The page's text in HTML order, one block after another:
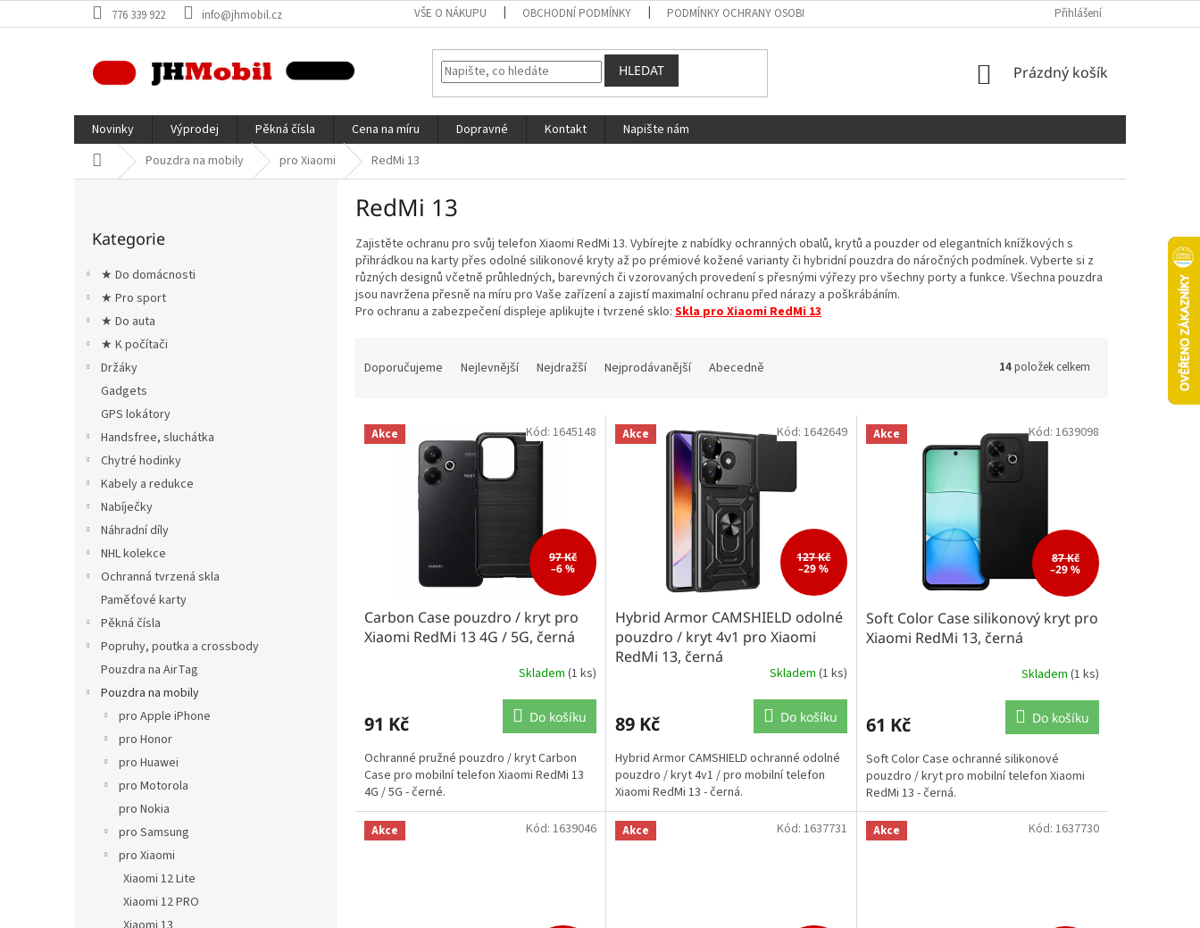
na
776 339 922 info@jhmobil.cz VŠE O NÁKUPU OBCHODNÍ PODMÍNKY PODMÍNKY OCHRANY OSOBNÍCH ÚDAJŮ Přihlášení
HLEDAT
NÁKUPNÍ
Prázdný košík
Novinky Výprodej Pěkná čísla Cena na míru Dopravné Kontakt
Napište nám
Domů Pouzdra na mobily pro Xiaomi RedMi 13
kategorie
Kategorie
★ Do domácnosti
★ Pro sport
★ Do auta
★ K počítači
Držáky
Gadgets
GPS lokátory
Handsfree, sluchátka
Chytré hodinky
Kabely a redukce
Nabíječky
Náhradní díly
NHL kolekce
Ochranná tvrzená skla
Paměťové karty
Pěkná čísla
Popruhy, poutka a crossbody
Pouzdra na AirTag
Pouzdra na mobily
pro Apple iPhone
pro Honor
pro Huawei
pro Motorola
pro Nokia
pro Samsung
pro Xiaomi
Xiaomi 12 Lite
Xiaomi 12 PRO
RedMi 13
Zajistěte ochranu pro svůj telefon Xiaomi RedMi 13. Vybírejte z nabídky ochranných obalů, krytů a pouzder od elegantních knížkových s
přihrádkou na karty přes odolné silikonové kryty až po prémiové kožené varianty či hybridní pouzdra do náročných podmínek. Vyberte si z
různých designů včetně průhledných, barevných či vzorovaných provedení s přesnými výřezy pro všechny porty a funkce. Všechna pouzdra
jsou navržena přesně na míru pro Vaše zařízení a zajistí maximalní ochranu před nárazy a poškrábáním.
Pro ochranu a zabezpečení displeje aplikujte i tvrzené sklo: Skla pro Xiaomi RedMi 13
n
Doporučujeme Nejlevnější Nejdražší Nejprodávanější Abecedně 14položek celkem
V Akce
97 Kč
–6 %
Carbon Case pouzdro / kryt pro
Xiaomi RedMi 13 4G / 5G, černá
Skladem (1 ks)
91 Kč Do košíku
Ochranné pružné pouzdro / kryt Carbon
Case pro mobilní telefon Xiaomi RedMi 13
4G / 5G - černé.
Kód: 1645148 Akce
127 Kč
–29 %
Hybrid Armor CAMSHIELD odolné
pouzdro / kryt 4v1 pro Xiaomi
RedMi 13, černá
Skladem (1 ks)
89 Kč Do košíku
Hybrid Armor CAMSHIELD ochranné odolné
pouzdro / kryt 4v1 / pro mobilní telefon
Xiaomi RedMi 13 - černá.
Kód: 1642649 Akce
87 Kč
–29 %
Soft Color Case silikonový kryt pro
Xiaomi RedMi 13, černá
Skladem (1 ks)
61 Kč Do košíku
Soft Color Case ochranné silikonové
pouzdro / kryt pro mobilní telefon Xiaomi
RedMi 13 - černá.
Kód: 1639098
Akce Kód: 1639046 Akce Kód: 1637731 Akce Kód: 1637730